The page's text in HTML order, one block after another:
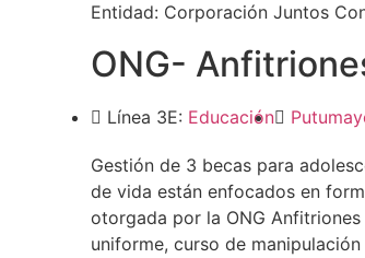
Entidad: Corporación Juntos
ONG-
Línea 3E: Educación
Gestión de 3 becas para
de vida están enfocados en
otorgada por la ONG
uniforme, curso de